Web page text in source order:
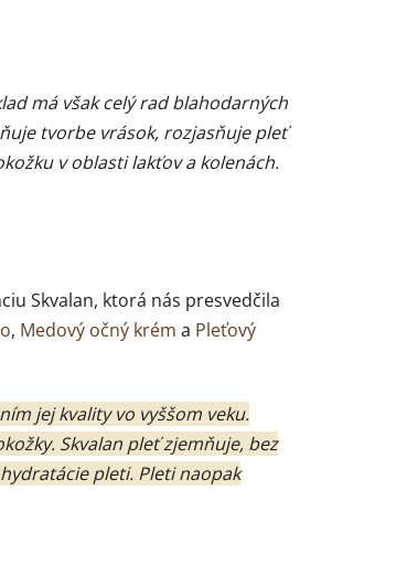
má však celý rad blahodarných
tvorbe vrások, rozjasňuje pleť
v oblasti lakťov a kolenách.
Skvalan, ktorá nás presvedčila
, Medový očný krém a Pleťový
jej kvality vo vyššom veku.
Skvalan pleť zjemňuje, bez
pleti. Pleti naopak